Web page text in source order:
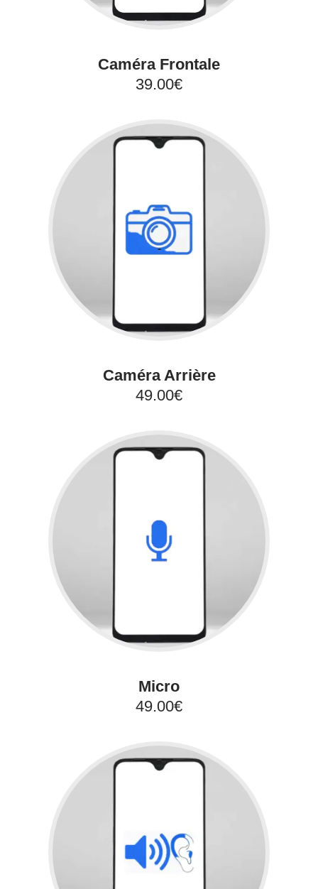
Caméra Frontale
39.00€
Caméra Arrière
49.00€
Micro
49.00€